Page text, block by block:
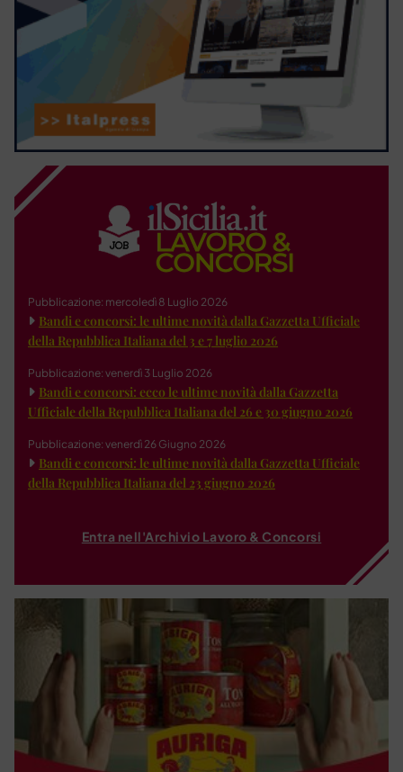
Pubblicazione: mercoledì 8 Luglio 2026
Bandi e concorsi: le ultime novità dalla Gazzetta Ufficiale
della Repubblica Italiana del 3 e 7 luglio 2026
Pubblicazione: venerdì 3 Luglio 2026
Bandi e concorsi: ecco le ultime novità dalla Gazzetta
Ufficiale della Repubblica Italiana del 26 e 30 giugno 2026
Pubblicazione: venerdì 26 Giugno 2026
Bandi e concorsi: le ultime novità dalla Gazzetta Ufficiale
della Repubblica Italiana del 23 giugno 2026
Entra nell'Archivio Lavoro & Concorsi